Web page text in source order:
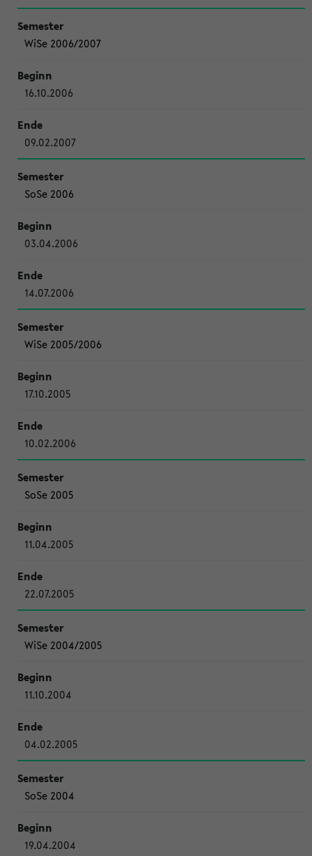
WiSe 2006/2007
16.10.2006
09.02.2007
SoSe 2006
03.04.2006
14.07.2006
WiSe 2005/2006
17.10.2005
10.02.2006
SoSe 2005
11.04.2005
22.07.2005
WiSe 2004/2005
11.10.2004
04.02.2005
SoSe 2004
19.04.2004